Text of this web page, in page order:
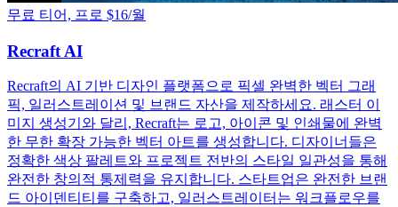
무료 티어, 프로 $16/월
Recraft AI
Recraft의 AI 기반 디자인 플랫폼으로 픽셀 완벽한 벡터 그래
픽, 일러스트레이션 및 브랜드 자산을 제작하세요. 래스터 이
미지 생성기와 달리, Recraft는 로고, 아이콘 및 인쇄물에 완벽
한 무한 확장 가능한 벡터 아트를 생성합니다. 디자이너들은
정확한 색상 팔레트와 프로젝트 전반의 스타일 일관성을 통해
완전한 창의적 통제력을 유지합니다. 스타트업은 완전한 브랜
드 아이덴티티를 구축하고, 일러스트레이터는 워크플로우를